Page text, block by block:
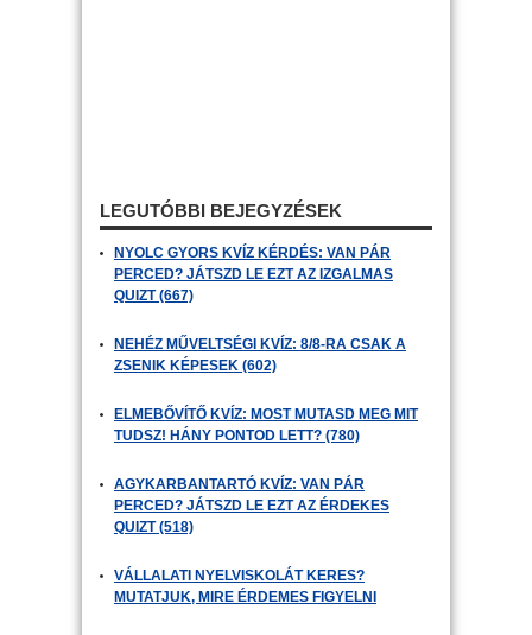
LEGUTÓBBI BEJEGYZÉSEK
NYOLC GYORS KVÍZ KÉRDÉS: VAN PÁR
PERCED? JÁTSZD LE EZT AZ IZGALMAS
QUIZT (667)
NEHÉZ MŰVELTSÉGI KVÍZ: 8/8-RA CSAK A
ZSENIK KÉPESEK (602)
ELMEBŐVÍTŐ KVÍZ: MOST MUTASD MEG MIT
TUDSZ! HÁNY PONTOD LETT? (780)
AGYKARBANTARTÓ KVÍZ: VAN PÁR
PERCED? JÁTSZD LE EZT AZ ÉRDEKES
QUIZT (518)
VÁLLALATI NYELVISKOLÁT KERES?
MUTATJUK, MIRE ÉRDEMES FIGYELNI